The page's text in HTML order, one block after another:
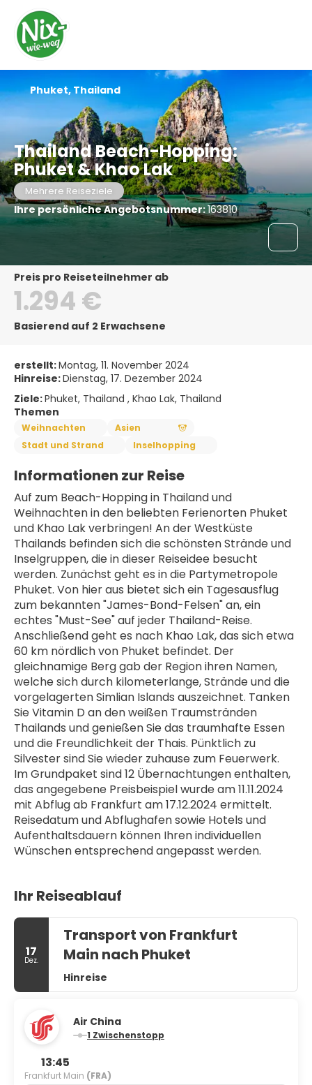
Thailand Beach-Hopping:
Phuket & Khao Lak
Mehrere Reiseziele
Ihre persönliche Angebotsnummer:163810
Phuket, Thailand
Preis pro Reiseteilnehmer ab
1.294 €
Basierend auf 2 Erwachsene
erstellt:Montag, 11. November 2024
Hinreise:Dienstag, 17. Dezember 2024
Ziele:Phuket, Thailand , Khao Lak, Thailand
Themen
Weihnachten
Asien
Stadt und Strand
Inselhopping
Informationen zur Reise
Auf zum Beach-Hopping in Thailand und
Weihnachten in den beliebten Ferienorten Phuket
und Khao Lak verbringen! An der Westküste
Thailands befinden sich die schönsten Strände und
Inselgruppen, die in dieser Reiseidee besucht
werden. Zunächst geht es in die Partymetropole
Phuket. Von hier aus bietet sich ein Tagesausflug
zum bekannten "James-Bond-Felsen" an, ein
echtes "Must-See" auf jeder Thailand-Reise.
Anschließend geht es nach Khao Lak, das sich etwa
60 km nördlich von Phuket befindet. Der
gleichnamige Berg gab der Region ihren Namen,
welche sich durch kilometerlange, Strände und die
vorgelagerten Simlian Islands auszeichnet. Tanken
Sie Vitamin D an den weißen Traumstränden
Thailands und genießen Sie das traumhafte Essen
und die Freundlichkeit der Thais. Pünktlich zu
Silvester sind Sie wieder zuhause zum Feuerwerk.
Im Grundpaket sind 12 Übernachtungen enthalten,
das angegebene Preisbeispiel wurde am 11.11.2024
mit Abflug ab Frankfurt am 17.12.2024 ermittelt.
Reisedatum und Abflughafen sowie Hotels und
Aufenthaltsdauern können Ihren individuellen
Wünschen entsprechend angepasst werden.
Ihr Reiseablauf
17
Dez.
Transport von Frankfurt
Main nach Phuket
Hinreise
Air China
1 Zwischenstopp
13:45
Frankfurt Main (FRA)